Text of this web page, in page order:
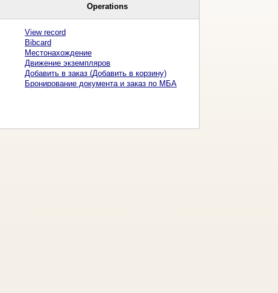
Operations
View record
Bibcard
Местонахождение
Движение экземпляров
Добавить в заказ (Добавить в корзину)
Бронирование документа и заказ по МБА